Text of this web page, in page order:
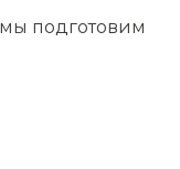
подготовим